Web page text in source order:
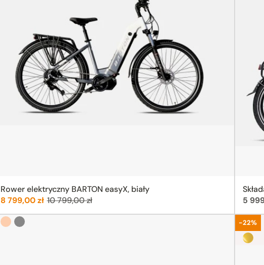
Rower elektryczny BARTON easyX, biały
Cena:
8 799,00 zł Poprzednia cena:
10 799,00 zł 5
Rose gold
Grafit -22%
Sun